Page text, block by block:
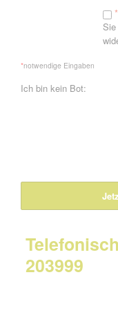
*
*notwendige Eingaben
Ich bin kein Bot:
203999